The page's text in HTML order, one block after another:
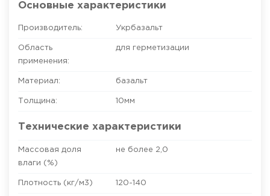
Основные характеристики
Производитель: Укрбазальт
Область
применения:
для герметизации
Материал: базальт
Толщина: 10мм
Технические характеристики
Массовая доля
влаги (%)
не более 2,0
Плотность (кг/м3) 120-140